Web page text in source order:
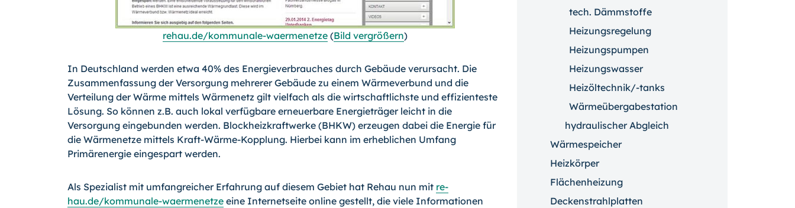
rehau.de/kommunale-waermenetze (Bild vergrößern)
In Deutschland werden etwa 40% des Energieverbrauches durch Gebäude verursacht. Die
Zusammenfassung der Versorgung mehrerer Gebäude zu einem Wärmeverbund und die
Verteilung der Wärme mittels Wärmenetz gilt vielfach als die wirtschaftlichste und effizienteste
Lösung. So können z.B. auch lokal verfügbare erneuerbare Energieträger leicht in die
Versorgung eingebunden werden. Blockheizkraftwerke (BHKW) erzeugen dabei die Energie für
die Wärmenetze mittels Kraft-Wärme-Kopplung. Hierbei kann im erheblichen Umfang
Primärenergie eingespart werden.
Als Spezialist mit umfangreicher Erfahrung auf diesem Gebiet hat Rehau nun mit re­
hau.de/kommunale-waermenetze eine Internetseite online gestellt, die viele Informa­tionen
tech. Dämmstoffe
Heizungsregelung
Heizungspumpen
Heizungswasser
Heizöltechnik/-tanks
Wärmeübergabestation
hydraulischer Abgleich
Wärmespeicher
Heizkörper
Flächenheizung
Deckenstrahlplatten